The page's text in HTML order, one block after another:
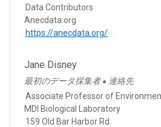
Data Contributors
Anecdata.org
https://anecdata.org/
Jane Disney
最初のデータ採集者 ● 連絡先
Associate Professor of
MDI Biological Laboratory
159 Old Bar Harbor Rd.